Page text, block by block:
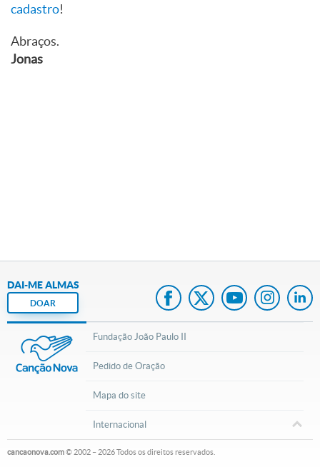
cadastro!
Abraços.
Jonas
DAI-ME ALMAS
DOAR
Fundação João Paulo II
Pedido de Oração
Mapa do site
Internacional
cancaonova.com© 2002 – 2026Todos os direitos reservados.